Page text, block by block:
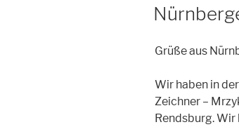
Grüße aus
Wir haben in
Zeichner –
Rendsburg. Wir